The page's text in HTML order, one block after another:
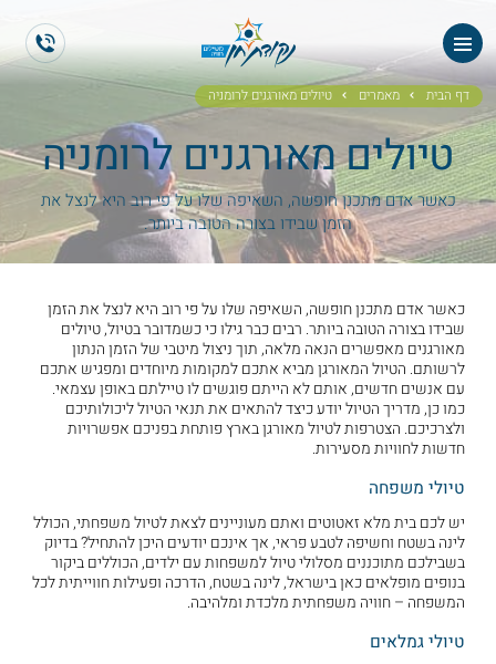
דף הבית מאמרים טיולים מאורגנים לרומניה
טיולים מאורגנים לרומניה
כאשר אדם מתכנן חופשה, השאיפה שלו על פי רוב היא לנצל את
הזמן שבידו בצורה הטובה ביותר.
כאשר אדם מתכנן חופשה, השאיפה שלו על פי רוב היא לנצל את הזמן
שבידו בצורה הטובה ביותר. רבים כבר גילו כי כשמדובר בטיול, טיולים
מאורגנים מאפשרים הנאה מלאה, תוך ניצול מיטבי של הזמן הנתון
לרשותם. הטיול המאורגן מביא אתכם למקומות מיוחדים ומפגיש אתכם
עם אנשים חדשים, אותם לא הייתם פוגשים לו טיילתם באופן עצמאי.
כמו כן, מדריך הטיול יודע כיצד להתאים את תנאי הטיול ליכולותיכם
ולצרכיכם. הצטרפות לטיול מאורגן בארץ פותחת בפניכם אפשרויות
חדשות לחוויות מסעירות.
טיולי משפחה
יש לכם בית מלא זאטוטים ואתם מעוניינים לצאת לטיול משפחתי, הכולל
לינה בשטח וחשיפה לטבע פראי, אך אינכם יודעים היכן להתחיל? בדיוק
בשבילכם מתוכננים מסלולי טיול למשפחות עם ילדים, הכוללים ביקור
בנופים מופלאים כאן בישראל, לינה בשטח, הדרכה ופעילות חווייתית לכל
המשפחה – חוויה משפחתית מלכדת ומלהיבה.
טיולי גמלאים
ראשי
אודותנו
טיולי תיירים
הטיולים שלנו
גלריית תמונות
גלריית וידאו
ממליצים
צור קשר
EN
ES